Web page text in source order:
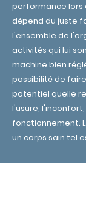
performance lors
dépend du juste
l'ensemble de
activités qui lui
machine bien
possibilité de
potentiel quelle
l'usure,
fonctionnement.
un corps sain tel